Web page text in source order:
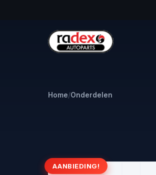
Home/Onderdelen
AANBIEDING!